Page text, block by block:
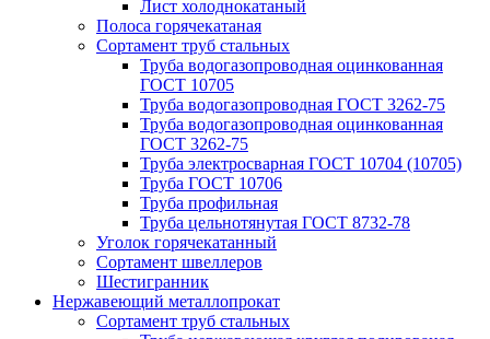
Лист холоднокатаный
Полоса горячекатаная
Сортамент труб стальных
Труба водогазопроводная оцинкованная
ГОСТ 10705
Труба водогазопроводная ГОСТ 3262-75
Труба водогазопроводная оцинкованная
ГОСТ 3262-75
Труба электросварная ГОСТ 10704 (10705)
Труба ГОСТ 10706
Труба профильная
Труба цельнотянутая ГОСТ 8732-78
Уголок горячекатанный
Сортамент швеллеров
Шестигранник
Нержавеющий металлопрокат
Сортамент труб стальных